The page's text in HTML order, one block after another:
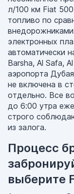
л/100 км Fiat
топливо по
электронных
автоматически
Barsha, Al Safa,
аэропорта
не включена в
отдельно. Все
до 6:00 утра
строго
из залога.
Процесс
выберите